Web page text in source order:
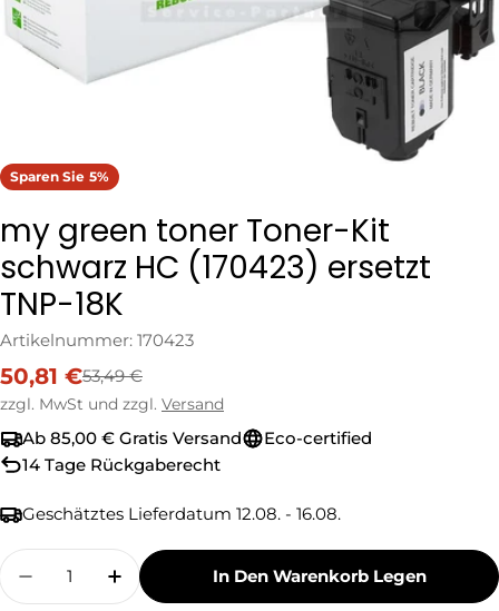
Sparen Sie 5%
my green toner Toner-Kit
schwarz HC (170423) ersetzt
TNP-18K
Artikelnummer: 170423
Verkaufspreis
50,81 €
Regulärer
Preis
53,49 €
zzgl. MwSt und zzgl. Versand
Ab 85,00 € Gratis Versand
Eco-certified
14 Tage Rückgaberecht
Geschätztes Lieferdatum 12.08. - 16.08.
Menge
Menge Für My Green Toner Toner-Kit
Menge Für My Green Toner Toner-
In Den Warenkorb Legen